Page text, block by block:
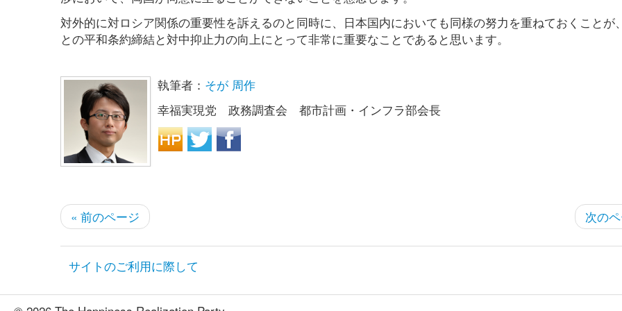
対外的に対ロシア関係の重要性を訴えるのと同時に、日本国内においても同様の努力を重ねておくことが
との平和条約締結と対中抑止力の向上にとって非常に重要なことであると思います。
執筆者： そが 周作
幸福実現党 政務調査会 都市計画・インフラ部会長
« 前のページ 次の
サイトのご利用に際して